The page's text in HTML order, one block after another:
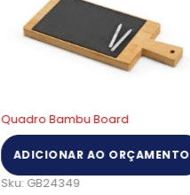
Quadro Bambu Board
ADICIONAR AO ORÇAMENTO
Sku: GB24349